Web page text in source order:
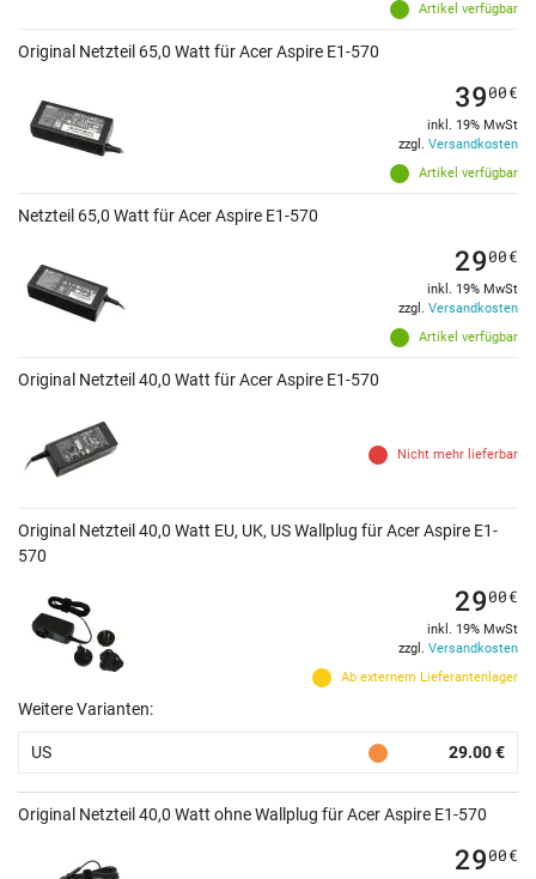
Artikel verfügbar
Original Netzteil 65,0 Watt für Acer Aspire E1-570
Artikel verfügbar
3900€
inkl. 19% MwSt
zzgl. Versandkosten
Netzteil 65,0 Watt für Acer Aspire E1-570
Artikel verfügbar
2900€
inkl. 19% MwSt
zzgl. Versandkosten
Original Netzteil 40,0 Watt für Acer Aspire E1-570
Nicht mehr lieferbar
Original Netzteil 40,0 Watt EU, UK, US Wallplug für Acer Aspire E1-
570
Ab externem Lieferantenlager
2900€
inkl. 19% MwSt
zzgl. Versandkosten
Weitere Varianten:
US 29.00 €
Original Netzteil 40,0 Watt ohne Wallplug für Acer Aspire E1-570
2900€